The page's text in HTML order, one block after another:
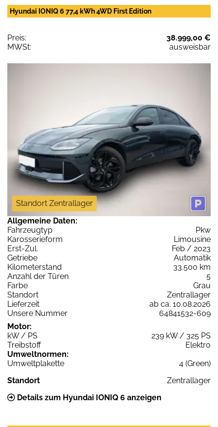
Hyundai IONIQ 6 77,4 kWh 4WD First Edition
Preis:
38.999,00 €
MWSt:
ausweisbar
Standort Zentrallager
Allgemeine Daten:
Fahrzeugtyp
Pkw
Karosserieform
Limousine
Erst-Zul.
Feb / 2023
Getriebe
Automatik
Kilometerstand
33.500 km
Anzahl der Türen
5
Farbe
Grau
Standort
Zentrallager
Lieferzeit
ab ca. 10.08.2026
Unsere Nummer
64841532-609
Motor:
kW / PS
239 kW / 325 PS
Treibstoff
Elektro
Umweltnormen:
Umweltplakette
4 (Green)
Standort
Zentrallager
Details zum Hyundai IONIQ 6 anzeigen